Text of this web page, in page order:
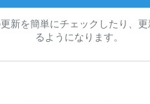
新を簡単にチェックしたり、
るようになります。